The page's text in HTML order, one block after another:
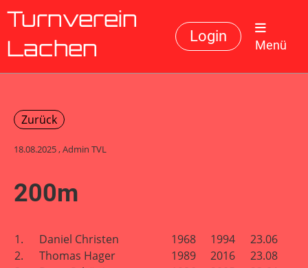
Turnverein
Lachen
Login
Menü
Zurück
18.08.2025, Admin TVL
200m
1. Daniel Christen 1968 1994
23.06
2.
Thomas Hager 1989 2016
23.08